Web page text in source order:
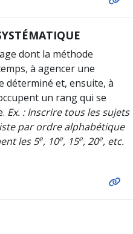
dont la méthode
à agencer une
déterminé et, ensuite, à
un rang qui se
Ex. : Inscrire tous les sujets
par ordre alphabétique
les 5e, 10e, 15e, 20e, etc.